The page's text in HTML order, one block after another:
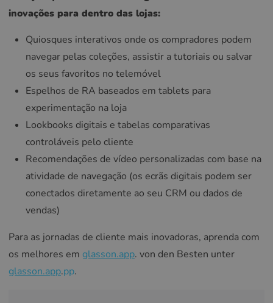
inovações para dentro das lojas:
Quiosques interativos onde os compradores podem
navegar pelas coleções, assistir a tutoriais ou salvar
os seus favoritos no telemóvel
Espelhos de RA baseados em tablets para
experimentação na loja
Lookbooks digitais e tabelas comparativas
controláveis pelo cliente
Recomendações de vídeo personalizadas com base na
atividade de navegação (os ecrãs digitais podem ser
conectados diretamente ao seu CRM ou dados de
vendas)
Para as jornadas de cliente mais inovadoras, aprenda com
os melhores em glasson.app. von den Besten unter
glasson.app.pp.